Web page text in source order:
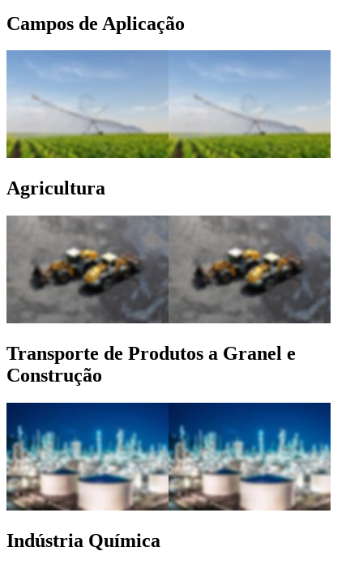
Campos de Aplicação
Agricultura
Transporte de Produtos a Granel e
Construção
Indústria Química